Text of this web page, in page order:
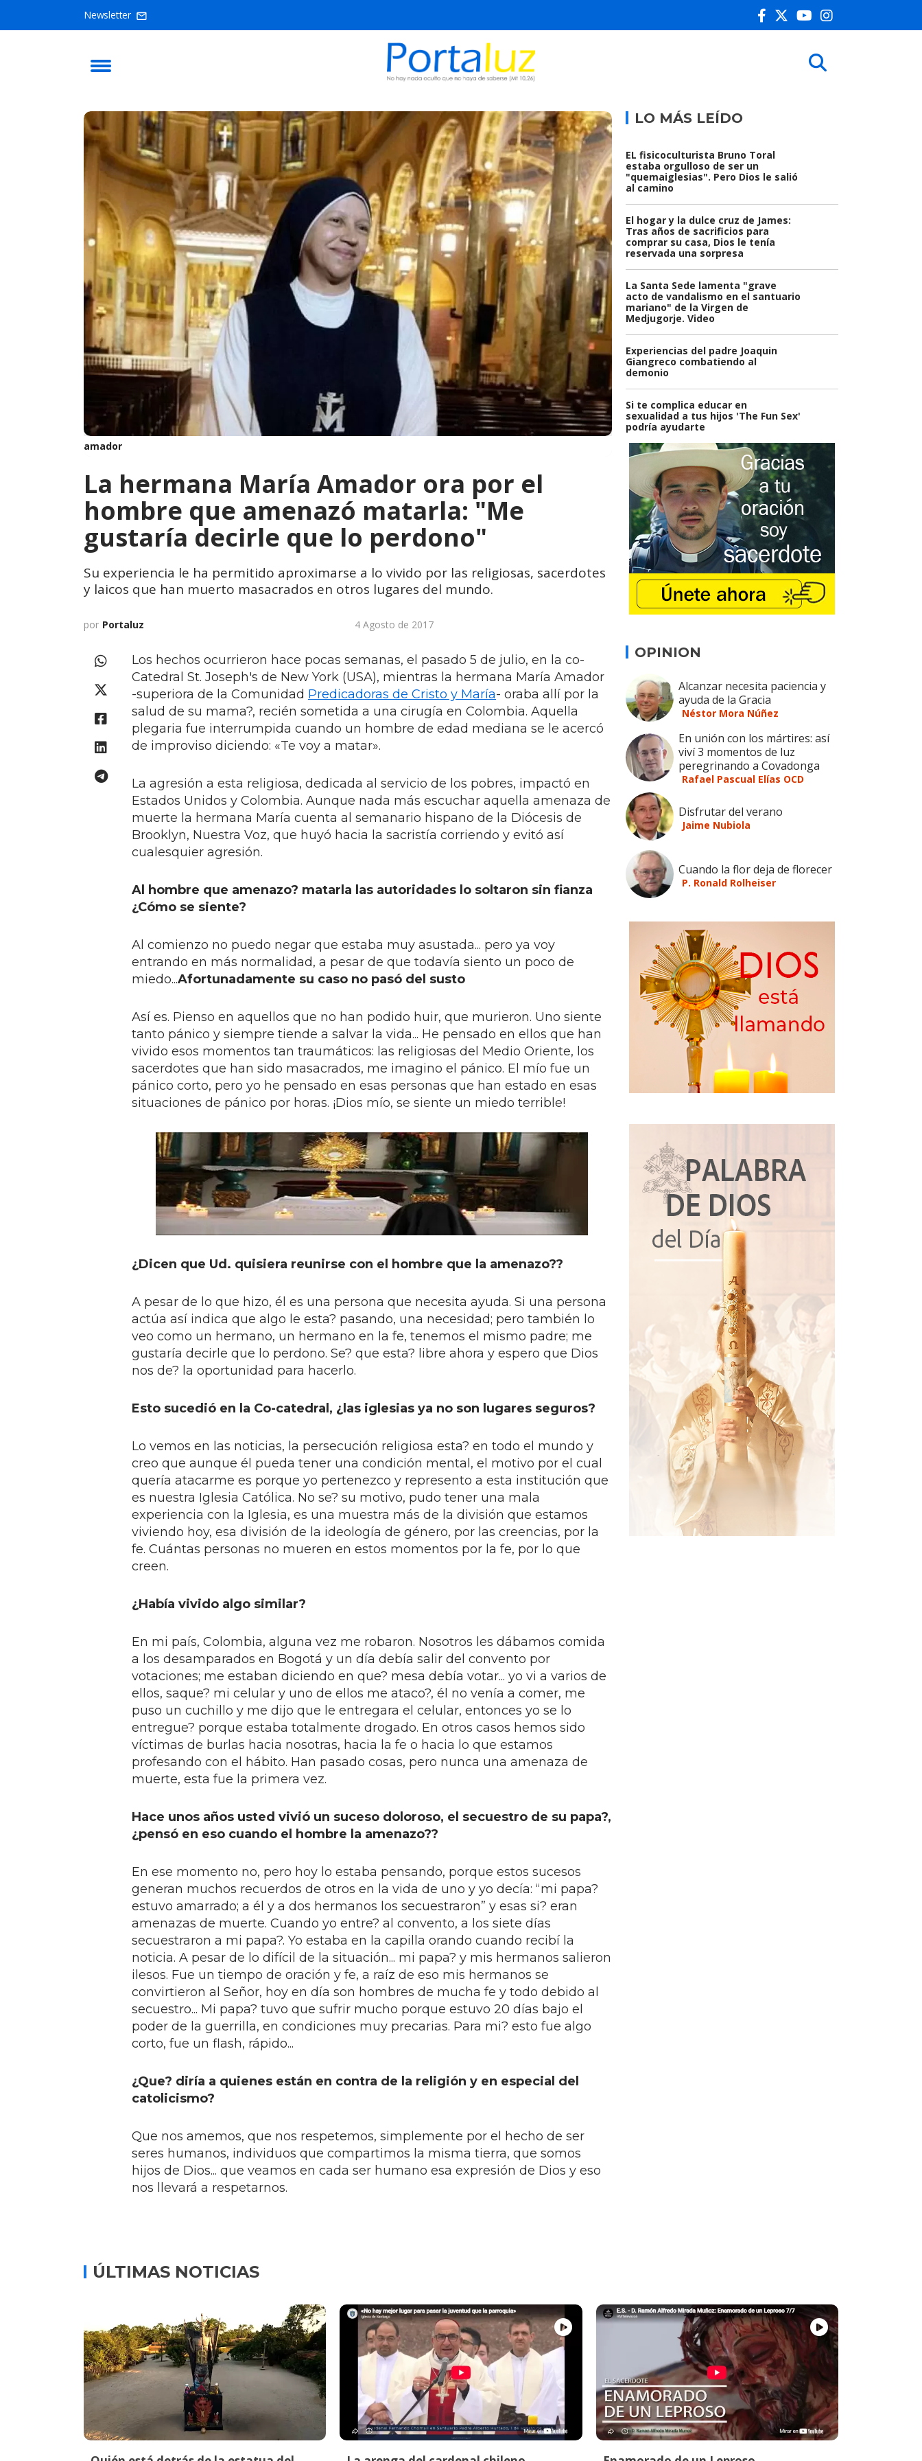
Newsletter
amador
La hermana María Amador ora por el
hombre que amenazó matarla: "Me
gustaría decirle que lo perdono"
Su experiencia le ha permitido aproximarse a lo vivido por las religiosas, sacerdotes
y laicos que han muerto masacrados en otros lugares del mundo.
por Portaluz 4 Agosto de 2017
Los hechos ocurrieron hace pocas semanas, el pasado 5 de julio, en la co-
Catedral St. Joseph's de New York (USA), mientras la hermana María Amador
-superiora de la Comunidad Predicadoras de Cristo y María- oraba allí por la
salud de su mama?, recién sometida a una cirugía en Colombia. Aquella
plegaria fue interrumpida cuando un hombre de edad mediana se le acercó
de improviso diciendo: «Te voy a matar».
La agresión a esta religiosa, dedicada al servicio de los pobres, impactó en
Estados Unidos y Colombia. Aunque nada más escuchar aquella amenaza de
muerte la hermana María cuenta al semanario hispano de la Diócesis de
Brooklyn, Nuestra Voz, que huyó hacia la sacristía corriendo y evitó así
cualesquier agresión.
Al hombre que amenazo? matarla las autoridades lo soltaron sin fianza
¿Cómo se siente?
Al comienzo no puedo negar que estaba muy asustada... pero ya voy
entrando en más normalidad, a pesar de que todavía siento un poco de
miedo...Afortunadamente su caso no pasó del susto
Así es. Pienso en aquellos que no han podido huir, que murieron. Uno siente
tanto pánico y siempre tiende a salvar la vida... He pensado en ellos que han
vivido esos momentos tan traumáticos: las religiosas del Medio Oriente, los
sacerdotes que han sido masacrados, me imagino el pánico. El mío fue un
pánico corto, pero yo he pensado en esas personas que han estado en esas
situaciones de pánico por horas. ¡Dios mío, se siente un miedo terrible!
¿Dicen que Ud. quisiera reunirse con el hombre que la amenazo??
A pesar de lo que hizo, él es una persona que necesita ayuda. Si una persona
actúa así indica que algo le esta? pasando, una necesidad; pero también lo
veo como un hermano, un hermano en la fe, tenemos el mismo padre; me
gustaría decirle que lo perdono. Se? que esta? libre ahora y espero que Dios
nos de? la oportunidad para hacerlo.
Esto sucedió en la Co-catedral, ¿las iglesias ya no son lugares seguros?
Lo vemos en las noticias, la persecución religiosa esta? en todo el mundo y
creo que aunque él pueda tener una condición mental, el motivo por el cual
quería atacarme es porque yo pertenezco y represento a esta institución que
es nuestra Iglesia Católica. No se? su motivo, pudo tener una mala
experiencia con la Iglesia, es una muestra más de la división que estamos
viviendo hoy, esa división de la ideología de género, por las creencias, por la
fe. Cuántas personas no mueren en estos momentos por la fe, por lo que
creen.
¿Había vivido algo similar?
En mi país, Colombia, alguna vez me robaron. Nosotros les dábamos comida
a los desamparados en Bogotá y un día debía salir del convento por
votaciones; me estaban diciendo en que? mesa debía votar... yo vi a varios de
ellos, saque? mi celular y uno de ellos me ataco?, él no venía a comer, me
puso un cuchillo y me dijo que le entregara el celular, entonces yo se lo
entregue? porque estaba totalmente drogado. En otros casos hemos sido
víctimas de burlas hacia nosotras, hacia la fe o hacia lo que estamos
profesando con el hábito. Han pasado cosas, pero nunca una amenaza de
muerte, esta fue la primera vez.
Hace unos años usted vivió un suceso doloroso, el secuestro de su papa?,
¿pensó en eso cuando el hombre la amenazo??
En ese momento no, pero hoy lo estaba pensando, porque estos sucesos
generan muchos recuerdos de otros en la vida de uno y yo decía: “mi papa?
estuvo amarrado; a él y a dos hermanos los secuestraron” y esas si? eran
amenazas de muerte. Cuando yo entre? al convento, a los siete días
secuestraron a mi papa?. Yo estaba en la capilla orando cuando recibí la
noticia. A pesar de lo difícil de la situación... mi papa? y mis hermanos salieron
ilesos. Fue un tiempo de oración y fe, a raíz de eso mis hermanos se
convirtieron al Señor, hoy en día son hombres de mucha fe y todo debido al
secuestro... Mi papa? tuvo que sufrir mucho porque estuvo 20 días bajo el
poder de la guerrilla, en condiciones muy precarias. Para mi? esto fue algo
corto, fue un flash, rápido...
¿Que? diría a quienes están en contra de la religión y en especial del
catolicismo?
Que nos amemos, que nos respetemos, simplemente por el hecho de ser
seres humanos, individuos que compartimos la misma tierra, que somos
hijos de Dios... que veamos en cada ser humano esa expresión de Dios y eso
nos llevará a respetarnos.
LO MÁS LEÍDO
EL fisicoculturista Bruno Toral
estaba orgulloso de ser un
"quemaiglesias". Pero Dios le salió
al camino
El hogar y la dulce cruz de James:
Tras años de sacrificios para
comprar su casa, Dios le tenía
reservada una sorpresa
La Santa Sede lamenta "grave
acto de vandalismo en el santuario
mariano" de la Virgen de
Medjugorje. Video
Experiencias del padre Joaquin
Giangreco combatiendo al
demonio
Si te complica educar en
sexualidad a tus hijos 'The Fun Sex'
podría ayudarte
OPINION
Alcanzar necesita paciencia y
ayuda de la Gracia
Néstor Mora Núñez
En unión con los mártires: así
viví 3 momentos de luz
peregrinando a Covadonga
Rafael Pascual Elías OCD
Disfrutar del verano
Jaime Nubiola
Cuando la flor deja de florecer
P. Ronald Rolheiser
ÚLTIMAS NOTICIAS